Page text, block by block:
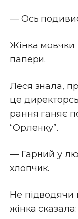
— Ось
Жінка мовчки
папери.
Леся знала,
це
рання ганяє
“Орленку”.
— Гарний у
хлопчик.
Не підводячи
жінка сказала: